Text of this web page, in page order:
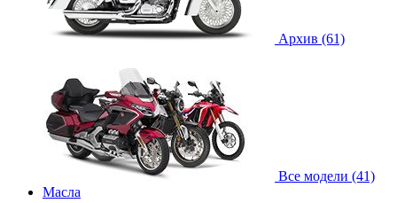
Архив (61)
Все модели (41)
Масла